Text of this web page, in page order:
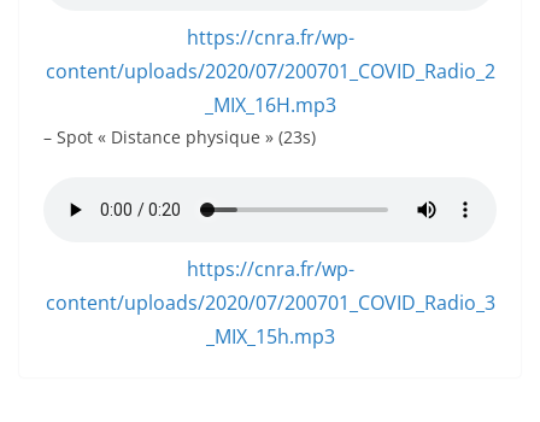
https://cnra.fr/wp-
content/uploads/2020/07/200701_COVID_Radio_2
_MIX_16H.mp3
– Spot « Distance physique » (23s)
https://cnra.fr/wp-
content/uploads/2020/07/200701_COVID_Radio_3
_MIX_15h.mp3